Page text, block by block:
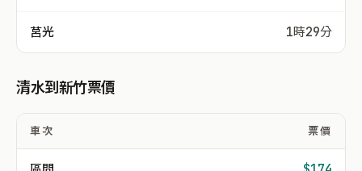
莒光 1時29分
清水到新竹票價
車次 票價